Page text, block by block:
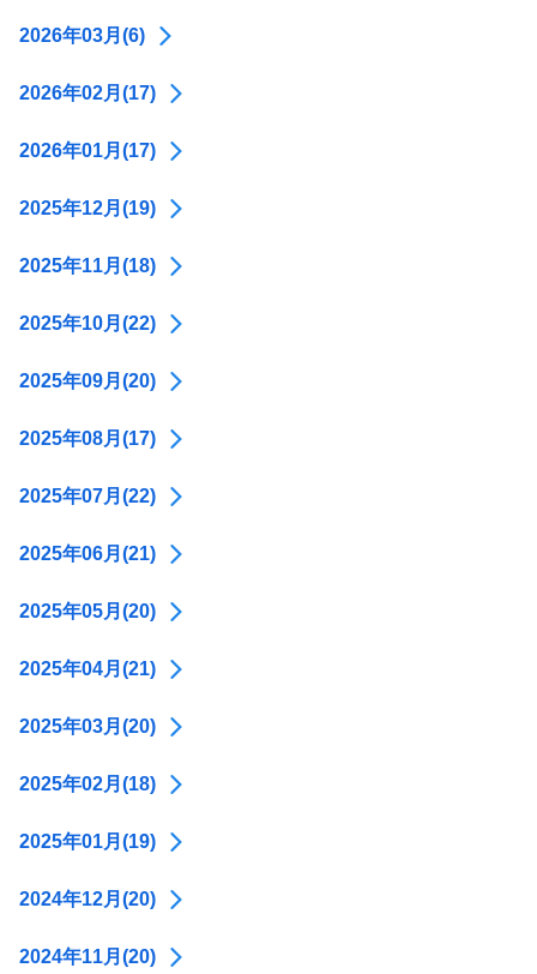
2026年03月(6)
2026年02月(17)
2026年01月(17)
2025年12月(19)
2025年11月(18)
2025年10月(22)
2025年09月(20)
2025年08月(17)
2025年07月(22)
2025年06月(21)
2025年05月(20)
2025年04月(21)
2025年03月(20)
2025年02月(18)
2025年01月(19)
2024年12月(20)
2024年11月(20)